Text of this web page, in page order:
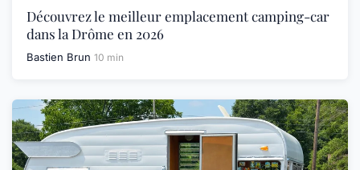
Découvrez le meilleur emplacement camping-car
dans la Drôme en 2026
Bastien Brun 10 min